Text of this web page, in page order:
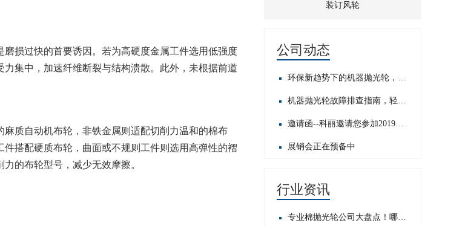
损过快的首要诱因。若为高硬度金属工件选用低强度
集中，加速纤维断裂与结构溃散。此外，未根据前道
质自动机布轮，非铁金属则适配切削力温和的棉布
搭配硬质布轮，曲面或不规则工件则选用高弹性的褶
的布轮型号，减少无效摩擦。
装订风轮
公司动态
环保新趋势下的机器抛光轮，发展前景如何？
机器抛光轮故障排查指南，轻松应对常见问题​
邀请函--科丽邀请您参加2019中国国际五金展
展销会正在预备中
行业资讯
专业棉抛光轮公司大盘点！哪家才是行业佼佼者？